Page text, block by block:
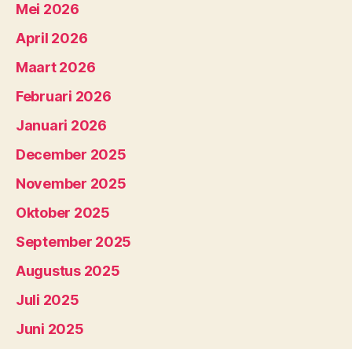
Mei 2026
April 2026
Maart 2026
Februari 2026
Januari 2026
December 2025
November 2025
Oktober 2025
September 2025
Augustus 2025
Juli 2025
Juni 2025